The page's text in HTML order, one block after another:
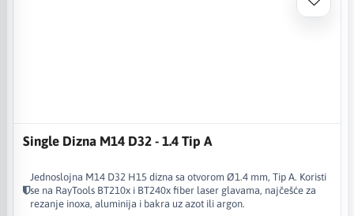
Single Dizna M14 D32 - 1.4 Tip A
Jednoslojna M14 D32 H15 dizna sa otvorom Ø1.4 mm, Tip A. Koristi
se na RayTools BT210x i BT240x fiber laser glavama, najčešće za
rezanje inoxa, aluminija i bakra uz azot ili argon.